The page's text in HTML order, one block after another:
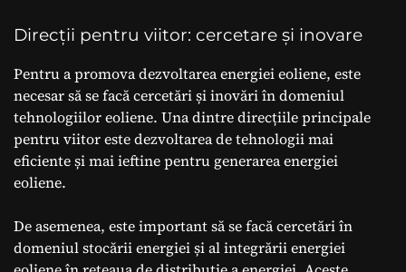
Direcții pentru viitor: cercetare și inovare
Pentru a promova dezvoltarea energiei eoliene, este
necesar să se facă cercetări și inovări în domeniul
tehnologiilor eoliene. Una dintre direcțiile principale
pentru viitor este dezvoltarea de tehnologii mai
eficiente și mai ieftine pentru generarea energiei
eoliene.
De asemenea, este important să se facă cercetări în
domeniul stocării energiei și al integrării energiei